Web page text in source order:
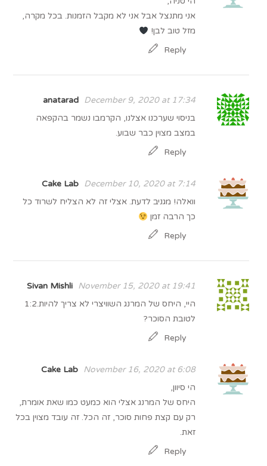
אני מתנצל אבל אני לא מקבל הזמנות. בכל מקרה,
מזל טוב לבן!
Reply
anatarad
December 9, 2020 at 17:34
בניסוי שערכנו אצלנו, הקרמבו נשמר בהקפאה
במצב מצוין כבר שבוע.
Reply
Cake Lab
December 10, 2020 at 7:14
וואלה! מגניב לדעת. אצלי זה לא הצליח לשרוד כל
כך הרבה זמן
Reply
Sivan Mishli
November 15, 2020 at 19:41
היי, היחס של המרנג השוויצרי לא צריך להיות.1:2
לטובת הסוכר?
Reply
Cake Lab
November 16, 2020 at 6:08
הי סיוון,
היחס של המרנג אצלי הוא כמעט כמו שאת אומרת,
רק עם קצת פחות סוכר, זה הכל. זה עובד מצוין בכל
זאת.
Reply